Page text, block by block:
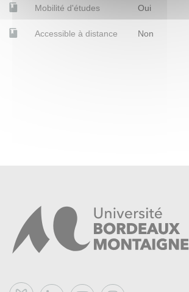
Mobilité d'études Oui
Accessible à distance Non